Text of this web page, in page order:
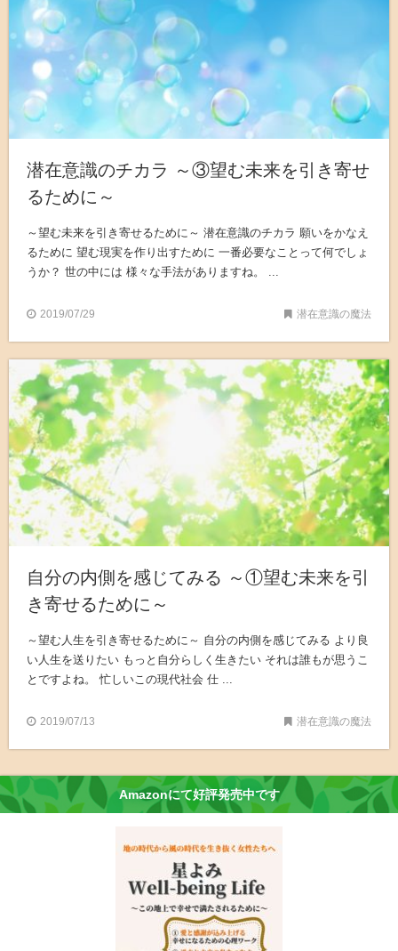
潜在意識のチカラ ～③望む未来を引き寄せ
るために～
～望む未来を引き寄せるために～ 潜在意識のチカラ 願いをかなえ
るために 望む現実を作り出すために 一番必要なことって何でしょ
うか？ 世の中には 様々な手法がありますね。 ...
2019/07/29 潜在意識の魔法
自分の内側を感じてみる ～①望む未来を引
き寄せるために～
～望む人生を引き寄せるために～ 自分の内側を感じてみる より良
い人生を送りたい もっと自分らしく生きたい それは誰もが思うこ
とですよね。 忙しいこの現代社会 仕 ...
2019/07/13 潜在意識の魔法
Amazonにて好評発売中です